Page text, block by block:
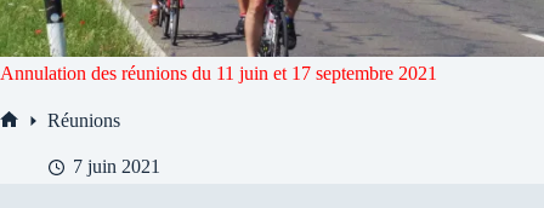
Annulation des réunions du 11 juin et 17 septembre 2021
Réunions
7 juin 2021